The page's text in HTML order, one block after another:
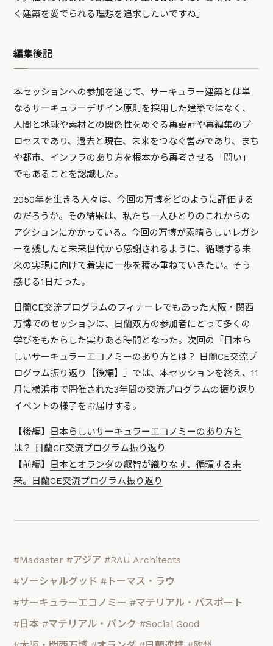
く建築を愛でられる理想を追求したいですね」
編集後記
本セッションへの参加を通じて、サーキュラー建築とは単
なるサーキュラーデザイン原則を採用した建築ではなく、
人間と地球や素材との関係性をめぐる再設計や再編集のプ
ロセスであり、過去と現在、未来をつなぐ営みであり、まち
や都市、インフラのあり方を根本から再考させる「問い」
でもあることを認識した。
2050年を生きる人々は、今回の万博をどのように評価する
のだろうか。その結果は、私たち一人ひとりのこれからの
アクションにかかっている。今回の万博が素晴らしいレガシ
ーを残したと未来世代から感謝されるように、循環する未
来の実現に向けて着実に一歩を積み重ねていきたい。そう
感じる1日だった。
日蘭CE交流プログラムのフィナーレでもあった大阪・関西
万博でのセッションは、日蘭双方の参加者にとって多くの
学びをもたらした実りある時間となった。次回の「日本ら
しいサーキュラーエコノミーのあり方とは？ 日蘭CE交流プ
ログラム振り返り【後編】」では、本セッションを終え、11
月に横浜市で開催された3年間の交流プログラムの振り返り
イベントの様子をお届けする。
【後編】
日本らしいサーキュラーエコノミーのあり方と
は？ 日蘭CE交流プログラム振り返り
【前編】
日本とオランダの叡智が織りなす、循環する未
来。日蘭CE交流プログラム振り返り
#Madaster #アジア #RAU Architects
#ソーシャルグッド #トーマス・ラウ
#サーキュラーエコノミー #マテリアル・パスポート
#日本 #マテリアル・バンク #Social Good